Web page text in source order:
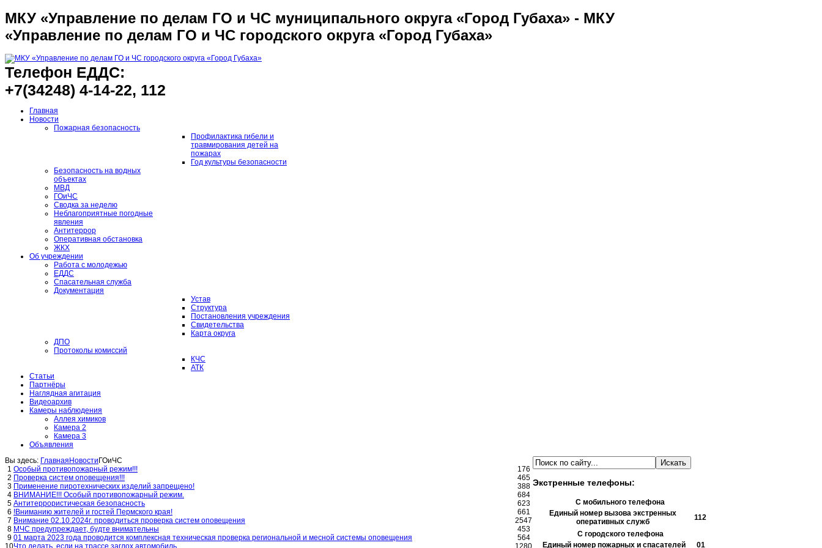
МКУ «Управление по делам ГО и ЧС муниципального округа «Город Губаха» - МКУ
«Управление по делам ГО и ЧС городского округа «Город Губаха»
Телефон ЕДДС:
+7(34248) 4-14-22, 112
Главная
Новости
Пожарная безопасность
Профилактика гибели и
травмирования детей на
пожарах
Год культуры безопасности
Безопасность на водных
объектах
МВД
ГОиЧС
Сводка за неделю
Неблагоприятные погодные
явления
Антитеррор
Оперативная обстановка
ЖКХ
Об учреждении
Работа с молодежью
ЕДДС
Спасательная служба
Документация
Устав
Структура
Постановления учреждения
Свидетельства
Карта округа
ДПО
Протоколы комиссий
КЧС
АТК
Статьи
Партнёры
Наглядная агитация
Видеоархив
Камеры наблюдения
Аллея химиков
Камера 2
Камера 3
Объявления
Вы здесь: Главная Новости ГОиЧС
1 Особый противопожарный режим!!!
176
2 Проверка систем оповещения!!!
465
3 Применение пиротехнических изделий запрещено!
388
4 ВНИМАНИЕ!!! Особый противопожарный режим.
684
5 Антитеррористическая безопасность
623
6 !Вниманию жителей и гостей Пермского края!
661
7 Внимание 02.10.2024г. проводиться проверка систем оповещения
2547
8 МЧС предупреждает, будте внимательны
453
9 01 марта 2023 года проводится комплексная техническая проверка региональной и месной системы оповещения
564
10Что делать, если на трассе заглох автомобиль 1280
Экстренные телефоны:
С мобильного телефона
Единый номер вызова экстренных
оперативных служб
112
С городского телефона
Единый номер пожарных и спасателей
01